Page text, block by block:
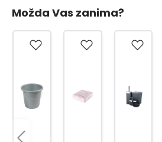
Možda Vas zanima?